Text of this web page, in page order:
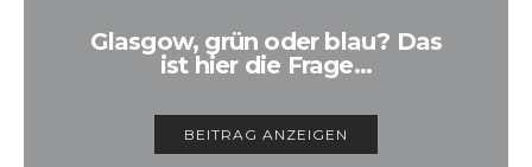
Glasgow, grün oder blau? Das
ist hier die Frage…
BEITRAG ANZEIGEN